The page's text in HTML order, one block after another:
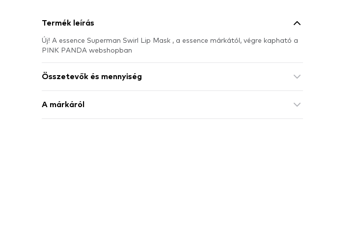
Termék leírás
Új! A essence Superman Swirl Lip Mask , a essence márkától, végre kapható a
PINK PANDA webshopban
Összetevők és mennyiség
A márkáról